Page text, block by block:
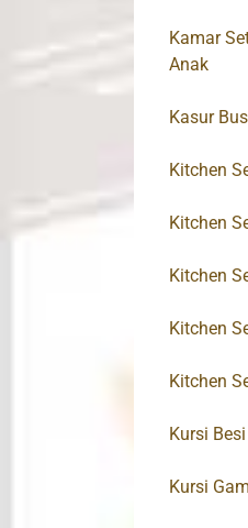
Kamar
Anak
Kasur
Kitchen
Kitchen
Kitchen
Kitchen
Kitchen
Kursi
Kursi